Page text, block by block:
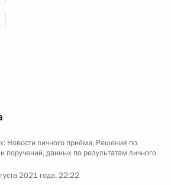
Новости личного приёма, Решения по
поручений, данных по результатам личного
2021 года, 22:22